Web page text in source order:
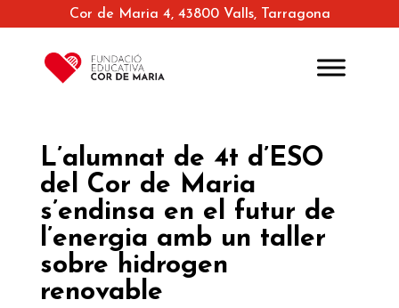
Cor de Maria 4, 43800 Valls, Tarragona
L’alumnat de 4t d’ESO
del Cor de Maria
s’endinsa en el futur de
l’energia amb un taller
sobre hidrogen
renovable